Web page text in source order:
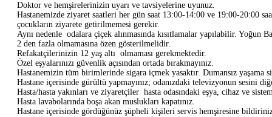
Doktor ve hemşirelerinizin uyarı ve tavsiyelerine uyunuz.
Hastanemizde ziyaret saatleri her gün saat 13:00-14:00 ve 19:00-20:00
çocukların ziyarete getirilmemesi gerekir.
Aynı nedenle odalara çiçek alınmasında kısıtlamalar yapılabilir.
2 den fazla olmamasına özen gösterilmelidir.
Refakatçilerinizin 12 yaş altı olmaması gerekmektedir.
Özel eşyalarınızı güvenlik açısından ortada bırakmayınız.
Hastanemizin tüm birimlerinde sigara içmek yasaktır. Dumansız yaşama
Hastane içerisinde gürültü yapmayınız; odanızdaki televizyonun sesini
Hasta/hasta yakınları ve ziyaretçiler hasta odasındaki eşya, cihaz ve
Hasta lavabolarında boşa akan muslukları kapatınız.
Hastane içerisinde gördüğünüz şüpheli kişileri servis hemşiresine